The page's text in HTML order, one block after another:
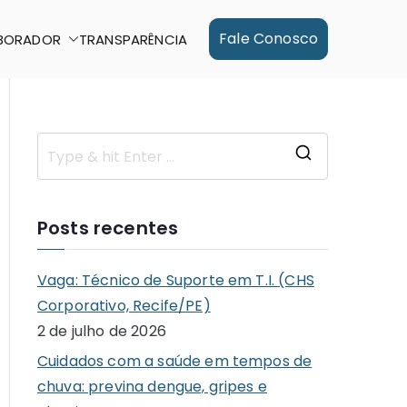
TRANSPARÊNCIA Fale Conosco
Posts recentes
Vaga: Técnico de Suporte em T.I. (CHS
Corporativo, Recife/PE)
2 de julho de 2026
Cuidados com a saúde em tempos de
chuva: previna dengue, gripes e